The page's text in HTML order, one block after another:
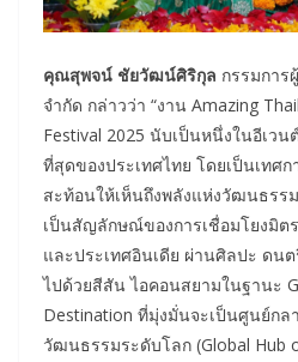
คุณสุพจน์ ชัยวัฒน์ศิริกุล กรรมการ
จำกัด กล่าวว่า “งาน Amazing
Festival 2025 นับเป็นหนึ่งในอีเว
ที่สุดของประเทศไทย โดยเป็นเทศ
สะท้อนให้เห็นถึงพลังแห่งวัฒนธรร
เป็นสัญลักษณ์ของการเชื่อมโยงมิต
และประเทศอินเดีย ผ่านศิลปะ ดน
ไปด้วยสีสัน ไอคอนสยามในฐานะ
Destination ที่มุ่งมั่นจะเป็นศูนย์ก
วัฒนธรรมระดับโลก (Global Hub